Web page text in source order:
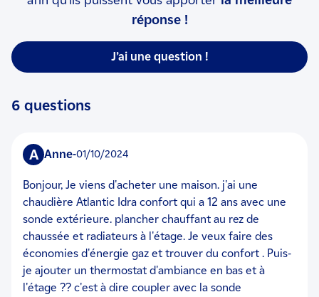
réponse !
J’ai une question !
6 questions
A anne-01/10/2024
Bonjour, Je viens d'acheter une maison. j'ai une
chaudière Atlantic Idra confort qui a 12 ans avec une
sonde extérieure. plancher chauffant au rez de
chaussée et radiateurs à l'étage. Je veux faire des
économies d'énergie gaz et trouver du confort . Puis-
je ajouter un thermostat d'ambiance en bas et à
l'étage ?? c'est à dire coupler avec la sonde